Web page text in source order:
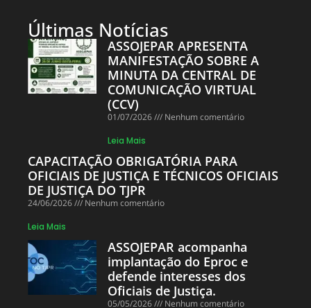
Últimas Notícias
ASSOJEPAR APRESENTA
MANIFESTAÇÃO SOBRE A
MINUTA DA CENTRAL DE
COMUNICAÇÃO VIRTUAL
(CCV)
01/07/2026
Nenhum comentário
Leia Mais
CAPACITAÇÃO OBRIGATÓRIA PARA
OFICIAIS DE JUSTIÇA E TÉCNICOS OFICIAIS
DE JUSTIÇA DO TJPR
24/06/2026
Nenhum comentário
Leia Mais
ASSOJEPAR acompanha
implantação do Eproc e
defende interesses dos
Oficiais de Justiça.
05/05/2026 Nenhum comentário